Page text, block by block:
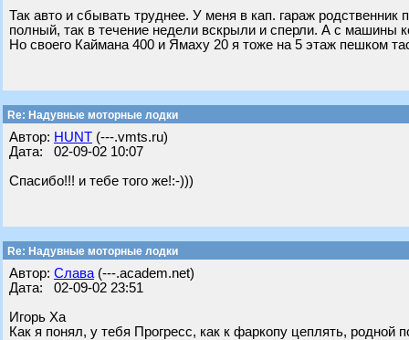
Так авто и сбывать труднее. У меня в кап. гараж
полный, так в течение недели вскрыли и сперли. А с машины
Но своего Каймана 400 и Ямаху 20 я тоже на 5 этаж пешком
Re: Надувные моторные лодки
Автор: HUNT (---.vmts.ru)
Дата: 02-09-02 10:07
Спасибо!!! и тебе того же!:-)))
Re: Надувные моторные лодки
Автор: Слава (---.academ.net)
Дата: 02-09-02 23:51
Игорь Ха
Как я понял, у тебя Прогресс, как к фаркопу цеплять, родной